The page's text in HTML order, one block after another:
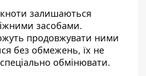
залишаються
засобами.
продовжувати ними
без обмежень, їх не
обмінювати.